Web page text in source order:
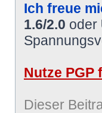
Ich freue
1.6/2.0 oder
Nutze PGP
Dieser